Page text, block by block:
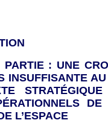
PARTIE : UNE
INSUFFISANTE
DE
L’ESPACE